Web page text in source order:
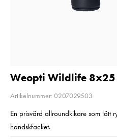
Weopti Wildlife 8x25
Artikelnummer: 0207029503
En prisvärd allroundkikare som lätt
handskfacket.